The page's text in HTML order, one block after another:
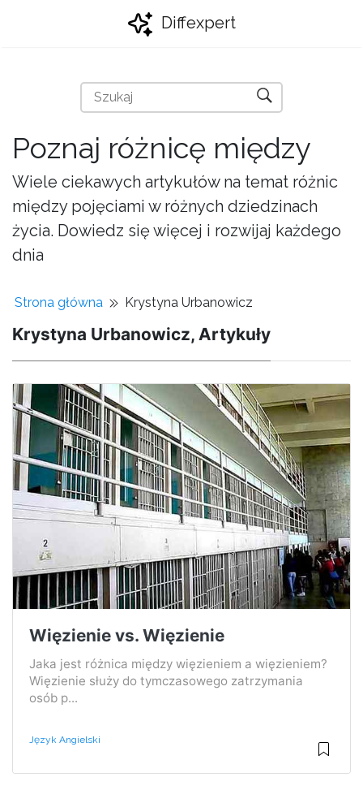
Diffexpert
Poznaj różnicę między
Wiele ciekawych artykułów na temat różnic
między pojęciami w różnych dziedzinach
życia. Dowiedz się więcej i rozwijaj każdego
dnia
Strona główna Krystyna Urbanowicz
Krystyna Urbanowicz, Artykuły
Więzienie vs. Więzienie
Jaka jest różnica między więzieniem a więzieniem?
Więzienie służy do tymczasowego zatrzymania
osób p...
Język Angielski